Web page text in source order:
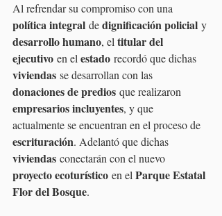
Al refrendar su compromiso con una
política integral de dignificación policial y
desarrollo humano, el titular del
ejecutivo en el estado recordó que dichas
viviendas se desarrollan con las
donaciones de predios que realizaron
empresarios incluyentes, y que
actualmente se encuentran en el proceso de
escrituración. Adelantó que dichas
viviendas conectarán con el nuevo
proyecto ecoturístico en el Parque Estatal
Flor del Bosque.